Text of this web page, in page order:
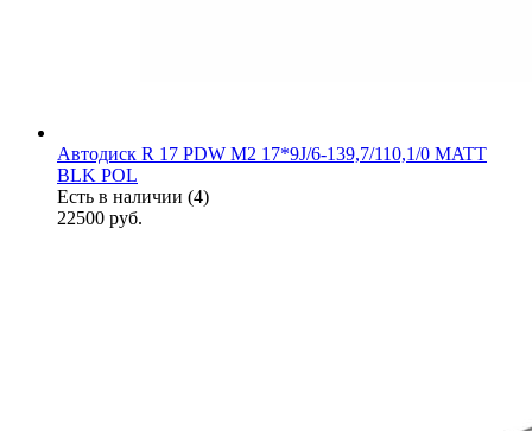
Автодиск R 17 PDW M2 17*9J/6-139,7/110,1/0 MATT
BLK POL
Есть в наличии (4)
22500 руб.